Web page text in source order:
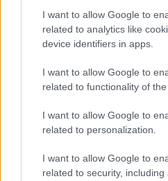
I want to allow Google to
related to analytics like
device identifiers in apps.
I want to allow Google to
related to functionality of
I want to allow Google to
related to personalization.
I want to allow Google to
related to security, including
του φέρεται να είχε
Τα σχολιά σας δημοσιεύονται
ΕΘΝΟΣ θα παρεμβαίνει και τα